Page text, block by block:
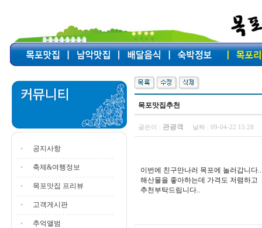
공지사항
축제&여행정보
목포맛집 프리뷰
고객게시판
추억앨범
목포맛집추천
글쓴이 : 관광객 날짜 : 09-04-22 15:28
이번에 친구만나러 목포에 놀러갑니다..
해산물을 좋아하는데 가격도 저렴하
추천부탁드립니다..